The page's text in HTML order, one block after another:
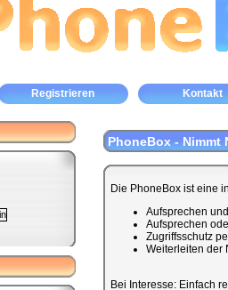
Registrieren Kontakt
PhoneBox - Nimmt
Die PhoneBox ist eine
Aufsprechen
Aufsprechen
Zugriffsschutz
Weiterleiten der
Bei Interesse: Einfach